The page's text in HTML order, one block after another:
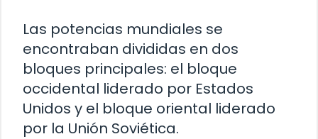
Las potencias mundiales se
encontraban divididas en dos
bloques principales: el bloque
occidental liderado por Estados
Unidos y el bloque oriental liderado
por la Unión Soviética.